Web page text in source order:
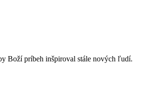
Boží príbeh inšpiroval stále nových ľudí.